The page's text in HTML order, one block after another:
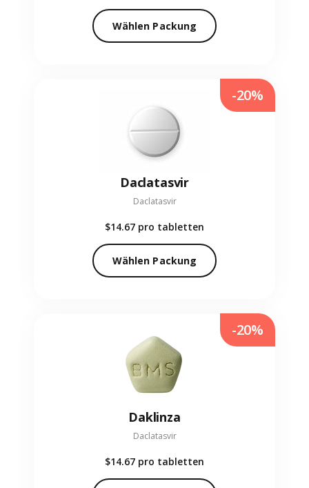
Wählen Packung
Daclatasvir
Daclatasvir
$14.67 pro tabletten
Wählen Packung
-20%
Daklinza
Daclatasvir
$14.67 pro tabletten
-20%